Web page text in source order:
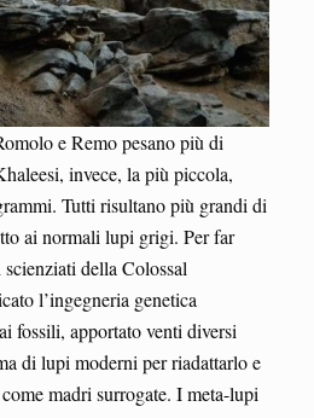
e Remo pesano più di
invece, la più piccola,
Tutti risultano più grandi di
ai normali lupi grigi. Per far
della Colossal
l’ingegneria genetica
fossili, apportato venti diversi
di lupi moderni per riadattarlo e
madri surrogate. I meta-lupi